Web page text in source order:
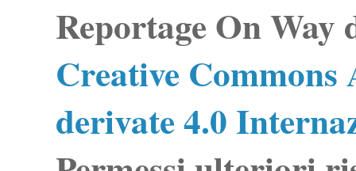
Reportage On Way
Creative
derivate 4.0